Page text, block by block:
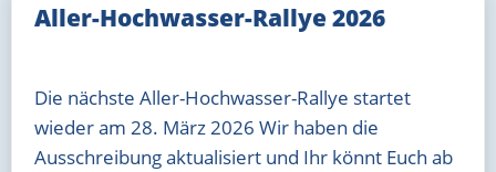
Aller-Hochwasser-Rallye 2026
Die nächste Aller-Hochwasser-Rallye startet
wieder am 28. März 2026 Wir haben die
Ausschreibung aktualisiert und Ihr könnt Euch ab